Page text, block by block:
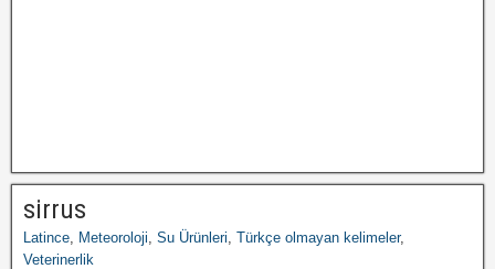
sirrus
Latince, Meteoroloji, Su Ürünleri, Türkçe olmayan kelimeler,
Veterinerlik